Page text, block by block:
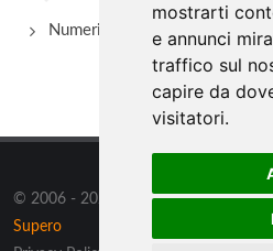
mostrarti
e annunci
traffico sul
capire da
visitatori.
Numeri Utili
© 2006 - 2026 Supero Ltd, Malta tutti
Supero